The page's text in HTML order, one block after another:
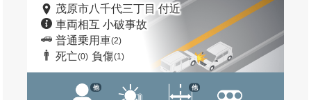
茂原市八千代三丁目 付近
車両相互 小破事故
普通乗用車(2)
死亡(0) 負傷(1)
他 他